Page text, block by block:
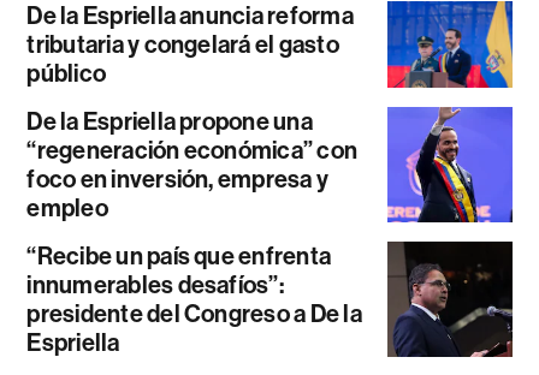
De la Espriella anuncia reforma
tributaria y congelará el gasto
público
De la Espriella propone una
“regeneración económica” con
foco en inversión, empresa y
empleo
“Recibe un país que enfrenta
innumerables desafíos”:
presidente del Congreso a De la
Espriella